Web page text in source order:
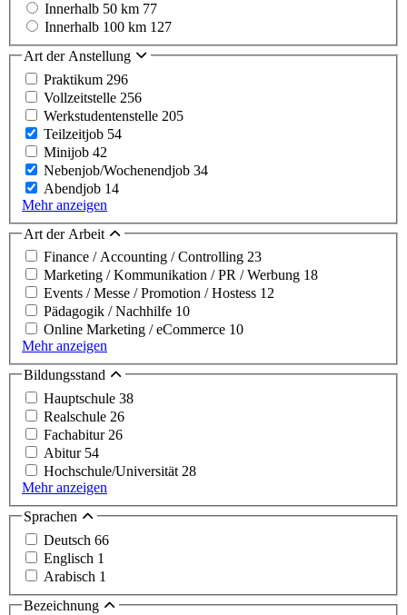
Innerhalb 50 km 77
Innerhalb 100 km 127
Art der Anstellung
Praktikum 296
Vollzeitstelle 256
Werkstudentenstelle 205
Teilzeitjob 54
Minijob 42
Nebenjob/Wochenendjob 34
Abendjob 14
Mehr anzeigen
Art der Arbeit
Finance / Accounting / Controlling 23
Marketing / Kommunikation / PR / Werbung 18
Events / Messe / Promotion / Hostess 12
Pädagogik / Nachhilfe 10
Online Marketing / eCommerce 10
Mehr anzeigen
Bildungsstand
Hauptschule 38
Realschule 26
Fachabitur 26
Abitur 54
Hochschule/Universität 28
Mehr anzeigen
Sprachen
Deutsch 66
Englisch 1
Arabisch 1
Bezeichnung